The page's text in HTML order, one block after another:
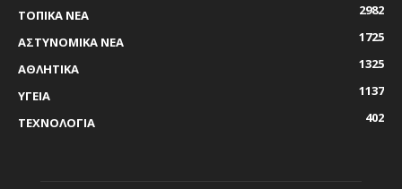
ΤΟΠΙΚΑ ΝΕΑ
2982
ΑΣΤΥΝΟΜΙΚΑ ΝΕΑ
1725
ΑΘΛΗΤΙΚΑ
1325
ΥΓΕΙΑ
1137
ΤΕΧΝΟΛΟΓΙΑ
402